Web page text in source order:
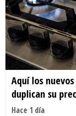
Aquí los
duplican su
Hace 1 día